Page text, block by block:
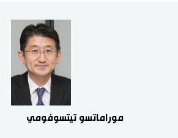
موراماتسو تيتسوفومي